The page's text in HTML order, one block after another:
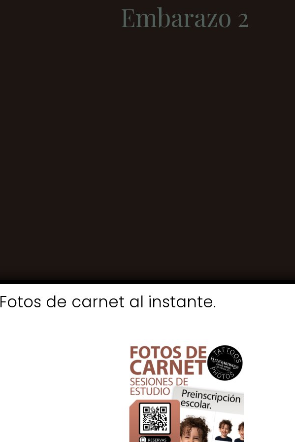
Embarazo 2
Fotos de carnet al instante.